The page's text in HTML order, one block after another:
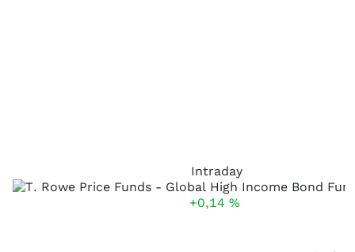
Intraday
+0,14 %